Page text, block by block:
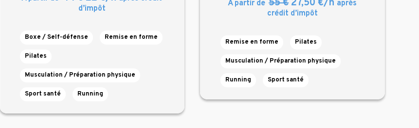
d’impôt
Boxe / Self-défense Remise en forme
Pilates
Musculation / Préparation physique
Sport santé Running
À partir de 55 €27,50 €/h après
crédit d’impôt
Remise en forme Pilates
Musculation / Préparation physique
Running Sport santé